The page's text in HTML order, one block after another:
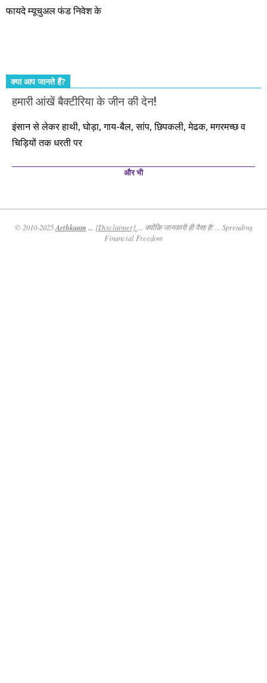
कर्महीन नर पावत नाहीं। आपके हिस्से का कुछ कर्म हम कर दे रहे हैं। बाकी
फायदे म्यूचुअल फंड निवेश के
क्या आप जानते हैं?
हमारी आंखें बैक्टीरिया के जीन की देन!
इंसान से लेकर हाथी, घोड़ा, गाय-बैल, सांप, छिपकली, मेढक, मगरमच्छ व
चिड़ियों तक धरती पर
और भी
© 2010-2025Arthkaam ... {Disclaimer}
... क्योंकि जानकारी ही पैसा है! ... Spreading
Financial Freedom